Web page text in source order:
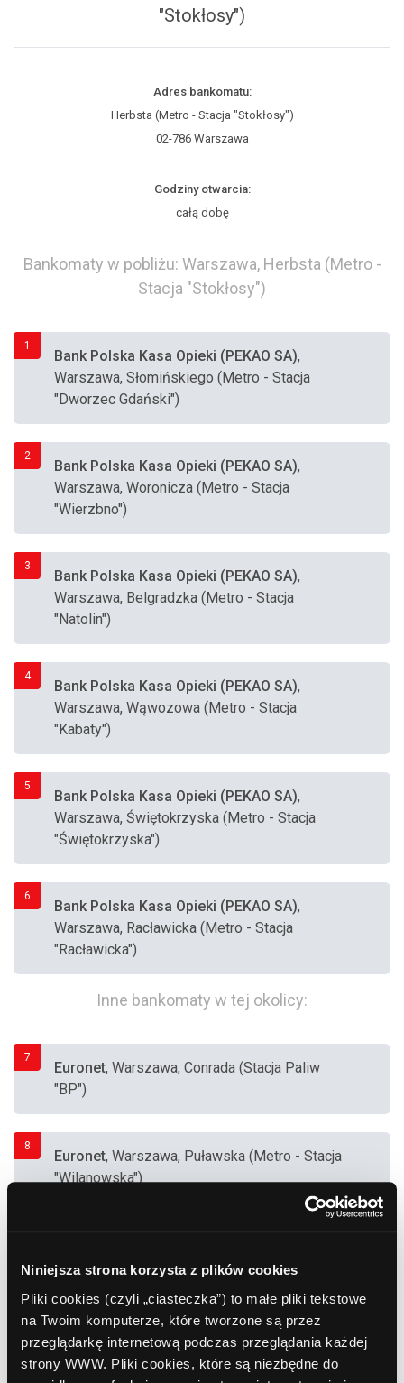
Niniejsza strona korzysta z plików cookies
Pliki cookies (czyli „ciasteczka”) to małe pliki tekstowe
na Twoim komputerze, które tworzone są przez
przeglądarkę internetową podczas przeglądania każdej
strony WWW. Pliki cookies, które są niezbędne do
"Stokłosy")
Adres bankomatu:
Herbsta (Metro - Stacja "Stokłosy")
02-786 Warszawa
Godziny otwarcia:
całą dobę
Bankomaty w pobliżu: Warszawa, Herbsta (Metro -
Stacja "Stokłosy")
1
Bank Polska Kasa Opieki (PEKAO SA),
Warszawa, Słomińskiego (Metro - Stacja
"Dworzec Gdański")
2
Bank Polska Kasa Opieki (PEKAO SA),
Warszawa, Woronicza (Metro - Stacja
"Wierzbno")
3
Bank Polska Kasa Opieki (PEKAO SA),
Warszawa, Belgradzka (Metro - Stacja
"Natolin")
4
Bank Polska Kasa Opieki (PEKAO SA),
Warszawa, Wąwozowa (Metro - Stacja
"Kabaty")
5
Bank Polska Kasa Opieki (PEKAO SA),
Warszawa, Świętokrzyska (Metro - Stacja
"Świętokrzyska")
6
Bank Polska Kasa Opieki (PEKAO SA),
Warszawa, Racławicka (Metro - Stacja
"Racławicka")
Inne bankomaty w tej okolicy:
7
Euronet, Warszawa, Conrada (Stacja Paliw
"BP")
8
Euronet, Warszawa, Puławska (Metro - Stacja
"Wilanowska")
Stacja "Świętokrzyska")
10
Euronet
, Warszawa, Puławska (Metro - Stacja
"Wilanowska")